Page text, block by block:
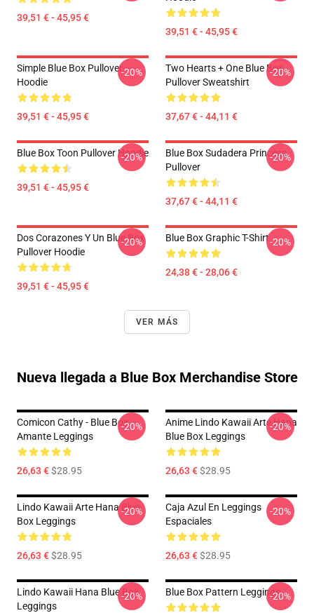
39,51 € - 45,95 €
39,51 € - 45,95 €
Simple Blue Box Pullover
Hoodie
39,51 € - 45,95 €
-20%
Two Hearts + One Blue Box
Pullover Sweatshirt
37,67 € - 44,11 €
-20%
Blue Box Toon Pullover Hoodie
39,51 € - 45,95 €
-20%
Blue Box Sudadera Princesa
Pullover
37,67 € - 44,11 €
-20%
Dos Corazones Y Un Blue Box
Pullover Hoodie
39,51 € - 45,95 €
-20% Blue Box Graphic T-Shirt
24,38 € - 28,06 €
-20%
VER MÁS
Nueva llegada a Blue Box Merchandise Store
Comicon Cathy - Blue Box
Amante Leggings
26,63 €$28.95
-20%
Anime Lindo Kawaii Arte Hana
Blue Box Leggings
26,63 €$28.95
-20%
Lindo Kawaii Arte Hana Blue
Box Leggings
26,63 €$28.95
-20%
Caja Azul En Leggings
Espaciales
26,63 €$28.95
-20%
Lindo Kawaii Hana Blue Box
Leggings
-20% Blue Box Pattern Leggings-20%